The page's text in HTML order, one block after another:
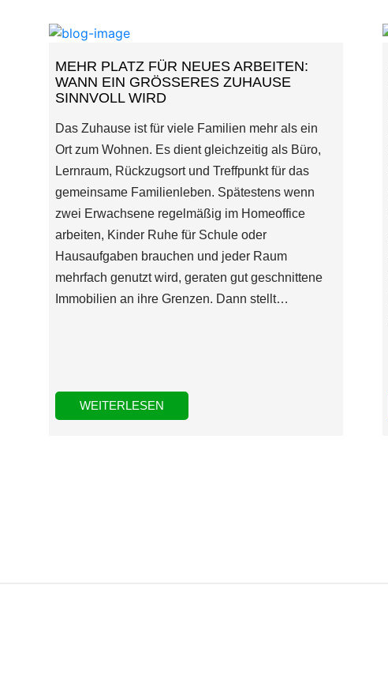
MEHR PLATZ FÜR NEUES ARBEITEN:
WANN EIN GRÖSSERES ZUHAUSE S
INNVOLL WIRD
Das Zuhause ist für viele Familien mehr als ein
Ort zum Wohnen. Es dient gleichzeitig als Büro,
Lernraum, Rückzugsort und Treffpunkt für das
gemeinsame Familienleben. Spätestens wenn
zwei Erwachsene regelmäßig im Homeoffice
arbeiten, Kinder Ruhe für Schule oder
Hausaufgaben brauchen und jeder Raum
mehrfach genutzt wird, geraten gut geschnittene
Immobilien an ihre Grenzen. Dann stellt…
WEITERLESEN